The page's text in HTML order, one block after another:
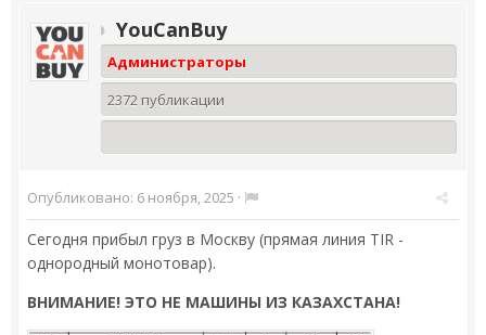
YouCanBuy
Администраторы
2372 публикации
Опубликовано: 6 ноября, 2025 ·
Сегодня прибыл груз в Москву (прямая линия TIR -
однородный монотовар).
ВНИМАНИЕ! ЭТО НЕ МАШИНЫ ИЗ КАЗАХСТАНА!